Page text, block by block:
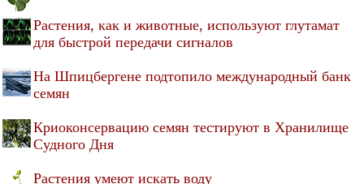
Растения, как и животные, используют глутамат
для быстрой передачи сигналов
На Шпицбергене подтопило международный банк
семян
Криоконсервацию семян тестируют в Хранилище
Судного Дня
Растения умеют искать воду